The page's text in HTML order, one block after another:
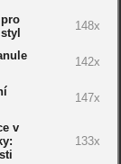
148x
142x
147x
v
133x